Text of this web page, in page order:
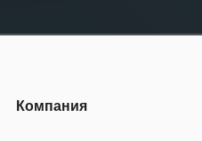
Компания